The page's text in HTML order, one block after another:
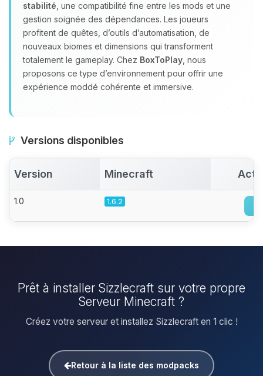
stabilité , une compatibilité fine entre les mods et une
gestion soignée des dépendances. Les joueurs
profitent de quêtes, d’outils d’automatisation, de
nouveaux biomes et dimensions qui transforment
totalement le gameplay. Chez BoxToPlay , nous
proposons ce type d’environnement pour offrir une
expérience moddé cohérente et immersive.
Versions disponibles
Version Minecraft
1.0 1.6.2
Prêt à installer Sizzlecraft sur votre propre
Serveur Minecraft ?
Créez votre serveur et installez Sizzlecraft en 1 clic !
Retour à la liste des modpacks
07/08/2026 à 02:26